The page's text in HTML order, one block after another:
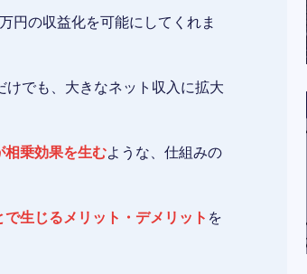
円の収益化を可能にしてくれま
でも、大きなネット収入に拡大
相乗効果を生むような、仕組みの
生じるメリット・デメリット を